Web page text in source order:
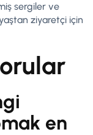
sergiler ve
ziyaretçi için
en